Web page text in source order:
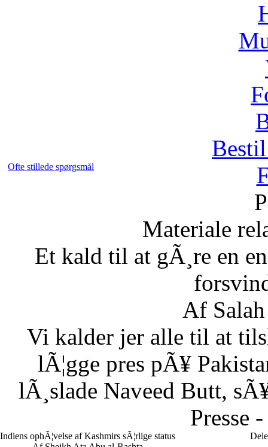
Ofte stillede spørgsmål
Materiale
Et kald til at gÃ¸re en
Af
Vi kalder jer alle til at
lÃ¦gge pres pÃ¥
lÃ¸slade Naveed Butt,
Presse
Indiens ophÃ¦velse af Kashmirs sÃ¦rlige status